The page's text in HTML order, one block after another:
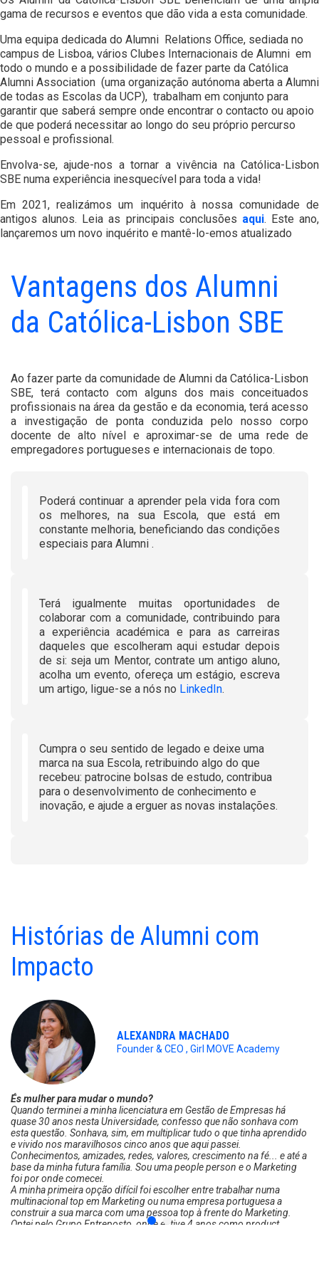
gama de recursos e eventos que dão vida a esta comunidade.
Uma equipa dedicada do Alumni Relations Office, sediada no
campus de Lisboa, vários Clubes Internacionais de Alumni em
todo o mundo e a possibilidade de fazer parte da Católica
Alumni Association (uma organização autónoma aberta a Alumni
de todas as Escolas da UCP), trabalham em conjunto para
garantir que saberá sempre onde encontrar o contacto ou apoio
de que poderá necessitar ao longo do seu próprio percurso
pessoal e profissional.
Envolva-se, ajude-nos a tornar a vivência na Católica-Lisbon
SBE numa experiência inesquecível para toda a vida!
Em 2021, realizámos um inquérito à nossa comunidade de
antigos alunos. Leia as principais conclusões aqui. Este ano,
lançaremos um novo inquérito e mantê-lo-emos atualizado
Vantagens dos Alumni
da Católica-Lisbon SBE
Ao fazer parte da comunidade de Alumni da Católica-Lisbon
SBE, terá contacto com alguns dos mais conceituados
profissionais na área da gestão e da economia, terá acesso
a investigação de ponta conduzida pelo nosso corpo
docente de alto nível e aproximar-se de uma rede de
empregadores portugueses e internacionais de topo.
Poderá continuar a aprender pela vida fora com
os melhores, na sua Escola, que está em
constante melhoria, beneficiando das condições
especiais para Alumni .
Terá igualmente muitas oportunidades de
colaborar com a comunidade, contribuindo para
a experiência académica e para as carreiras
daqueles que escolheram aqui estudar depois
de si: seja um Mentor, contrate um antigo aluno,
acolha um evento, ofereça um estágio, escreva
um artigo, ligue-se a nós no LinkedIn.
Cumpra o seu sentido de legado e deixe uma
marca na sua Escola, retribuindo algo do que
recebeu: patrocine bolsas de estudo, contribua
para o desenvolvimento de conhecimento e
inovação, e ajude a erguer as novas instalações.
Histórias de Alumni com
Impacto
ALEXANDRA MACHADO
Founder & CEO , Girl MOVE Academy
És mulher para mudar o mundo?
Quando terminei a minha licenciatura em Gestão de Empresas há
quase 30 anos nesta Universidade, confesso que não sonhava com
esta questão. Sonhava, sim, em multiplicar tudo o que tinha aprendido
e vivido nos maravilhosos cinco anos que aqui passei.
Conhecimentos, amizades, redes, valores, crescimento na fé... e até a
base da minha futura família. Sou umapeople person e o Marketing
foi por onde comecei.
A minha primeira opção difícil foi escolher entre trabalhar numa
multinacional top em Marketing ou numa empresa portuguesa a
construir a sua marca com uma pessoa top à frente do Marketing.
Optei pelo Grupo Entreposto, onde estive 4 anos como product